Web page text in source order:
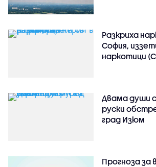
Разкриха
София,
наркотици
Двама души
руски
град Изюм
Прогноза за